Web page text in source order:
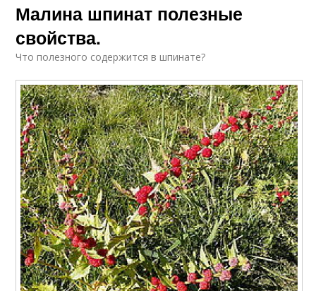
Малина шпинат полезные
свойства.
Что полезного содержится в шпинате?